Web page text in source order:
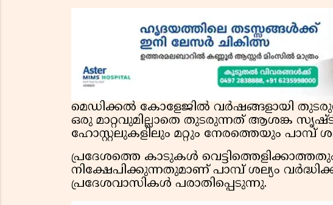
മെഡിക്കൽ കോളേജിൽ വർഷങ്ങളായി
ഒരു മാറ്റവുമില്ലാതെ തുടരുന്നത് ആശങ്ക
ഹോസ്റ്റലുകളിലും മറ്റും നേരത്തെയും പാമ്പ്
പ്രദേശത്തെ കാടുകൾ
നിക്ഷേപിക്കുന്നതുമാണ് പാമ്പ് ശല്യം
പ്രദേശവാസികൾ പരാതിപ്പെടുന്നു.